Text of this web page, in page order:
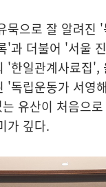
묵으로 잘 알려진
'과 더불어 '서울
'한일관계사료집',
'독립운동가 서영
유산이 처음으
가 깊다.